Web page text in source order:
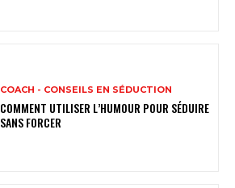
COACH - CONSEILS EN SÉDUCTION
COMMENT UTILISER L’HUMOUR POUR SÉDUIRE
SANS FORCER